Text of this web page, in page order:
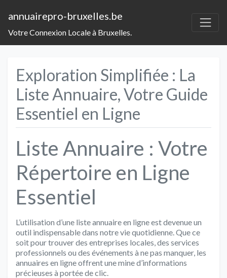
annuairepro-bruxelles.be
Votre Connexion Locale à Bruxelles.
Exploration Simplifiée : La
Liste Annuaire, Votre Guide
Essentiel en Ligne
Liste Annuaire : Votre
Répertoire en Ligne
Essentiel
L’utilisation d’une liste annuaire en ligne est devenue un
outil indispensable dans notre vie quotidienne. Que ce
soit pour trouver des entreprises locales, des services
professionnels ou des événements à ne pas manquer, les
annuaires en ligne offrent une mine d’informations
précieuses à portée de clic.